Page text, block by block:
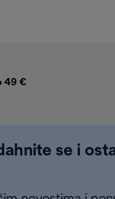
49 €
se i